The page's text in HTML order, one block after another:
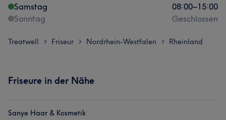
Samstag
08:00–15:00
Sonntag
Geschlossen
Treatwell > Friseur > Nordrhein-Westfalen > Rheinland
Friseure in der Nähe
Sanye Haar & Kosmetik